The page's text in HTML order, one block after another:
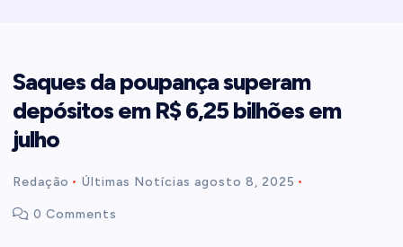
Saques da poupança superam
depósitos em R$ 6,25 bilhões em
julho
Redação Últimas Notícias agosto 8, 2025
0 Comments